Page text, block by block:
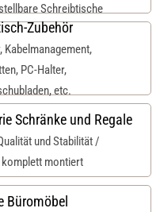
Schreibtische
Zubehör
Kabelmanagement,
PC-Halter,
etc.
Schränke und Regale
und Stabilität /
montiert
Büromöbel